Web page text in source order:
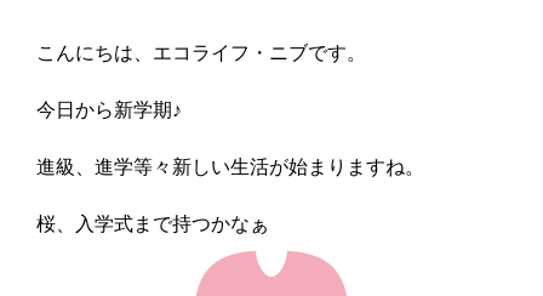
こんにちは、エコライフ・ニブです。
今日から新学期♪
進級、進学等々新しい生活が始まりますね。
桜、入学式まで持つかなぁ